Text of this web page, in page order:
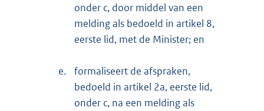
onder c, door middel van een
melding als bedoeld in artikel 8,
eerste lid, met de Minister; en
e.
formaliseert de afspraken,
bedoeld in artikel 2a, eerste lid,
onder c, na een melding als